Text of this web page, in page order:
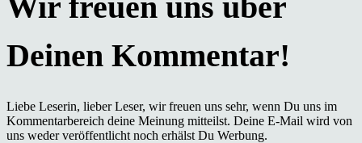
Liebe Leserin, lieber Leser, wir freuen uns sehr, wenn Du uns im
Kommentarbereich deine Meinung mitteilst. Deine E-Mail wird von
uns weder veröffentlicht noch erhälst Du Werbung.